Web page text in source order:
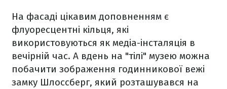
На фасаді цікавим доповненням є
флуоресцентні кільця, які
використовуються як медіа-інсталяція в
вечірній час. А вдень на "тілі" музею можна
побачити зображення годинникової вежі
замку Шлоссберг, який розташувався на